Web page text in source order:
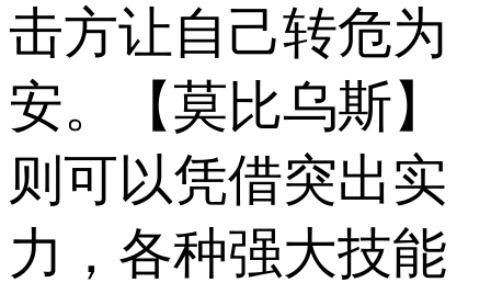
击方让自己转危为
安。【莫比乌斯】
则可以凭借突出实
力，各种强大技能